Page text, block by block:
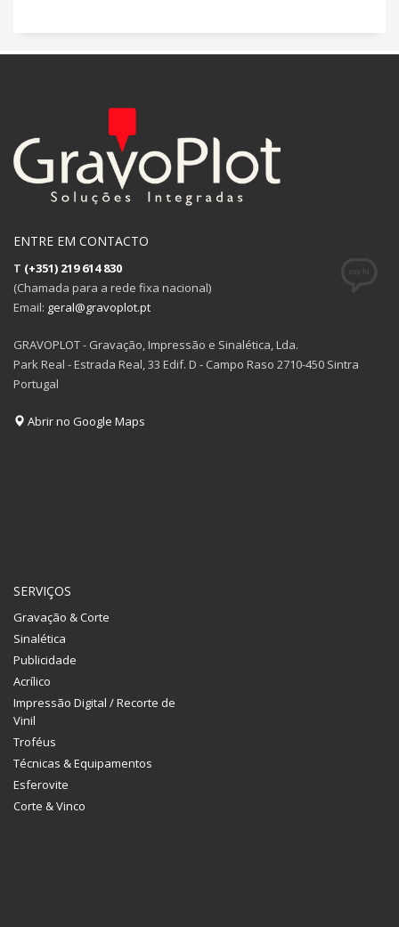
ENTRE EM CONTACTO
T (+351) 219 614 830
(Chamada para a rede fixa nacional)
Email: geral@gravoplot.pt
GRAVOPLOT - Gravação, Impressão e Sinalética, Lda.
Park Real - Estrada Real, 33 Edif. D - Campo Raso 2710-450 Sintra
Portugal
Abrir no Google Maps
SERVIÇOS
Gravação & Corte
Sinalética
Publicidade
Acrílico
Impressão Digital / Recorte de
Vinil
Troféus
Técnicas & Equipamentos
Esferovite
Corte & Vinco